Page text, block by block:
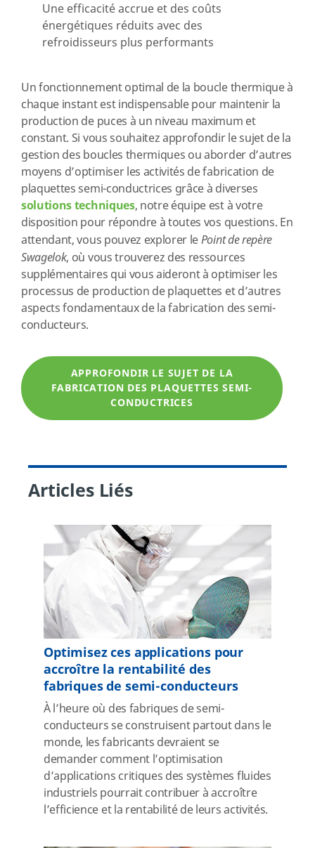
Une efficacité accrue et des coûts
énergétiques réduits avec des
refroidisseurs plus performants
Un fonctionnement optimal de la boucle thermique à
chaque instant est indispensable pour maintenir la
production de puces à un niveau maximum et
constant. Si vous souhaitez approfondir le sujet de la
gestion des boucles thermiques ou aborder d’autres
moyens d’optimiser les activités de fabrication de
plaquettes semi-conductrices grâce à diverses
solutions techniques, notre équipe est à votre
disposition pour répondre à toutes vos questions. En
attendant, vous pouvez explorer lePoint de repère
Swagelok, où vous trouverez des ressources
supplémentaires qui vous aideront à optimiser les
processus de production de plaquettes et d’autres
aspects fondamentaux de la fabrication des semi-
conducteurs.
APPROFONDIR LE SUJET DE LA
FABRICATION DES PLAQUETTES SEMI-
CONDUCTRICES
Articles Liés
Optimisez ces applications pour
accroître la rentabilité des
fabriques de semi-conducteurs
À l’heure où des fabriques de semi-
conducteurs se construisent partout dans le
monde, les fabricants devraient se
demander comment l’optimisation
d’applications critiques des systèmes fluides
industriels pourrait contribuer à accroître
l’efficience et la rentabilité de leurs activités.